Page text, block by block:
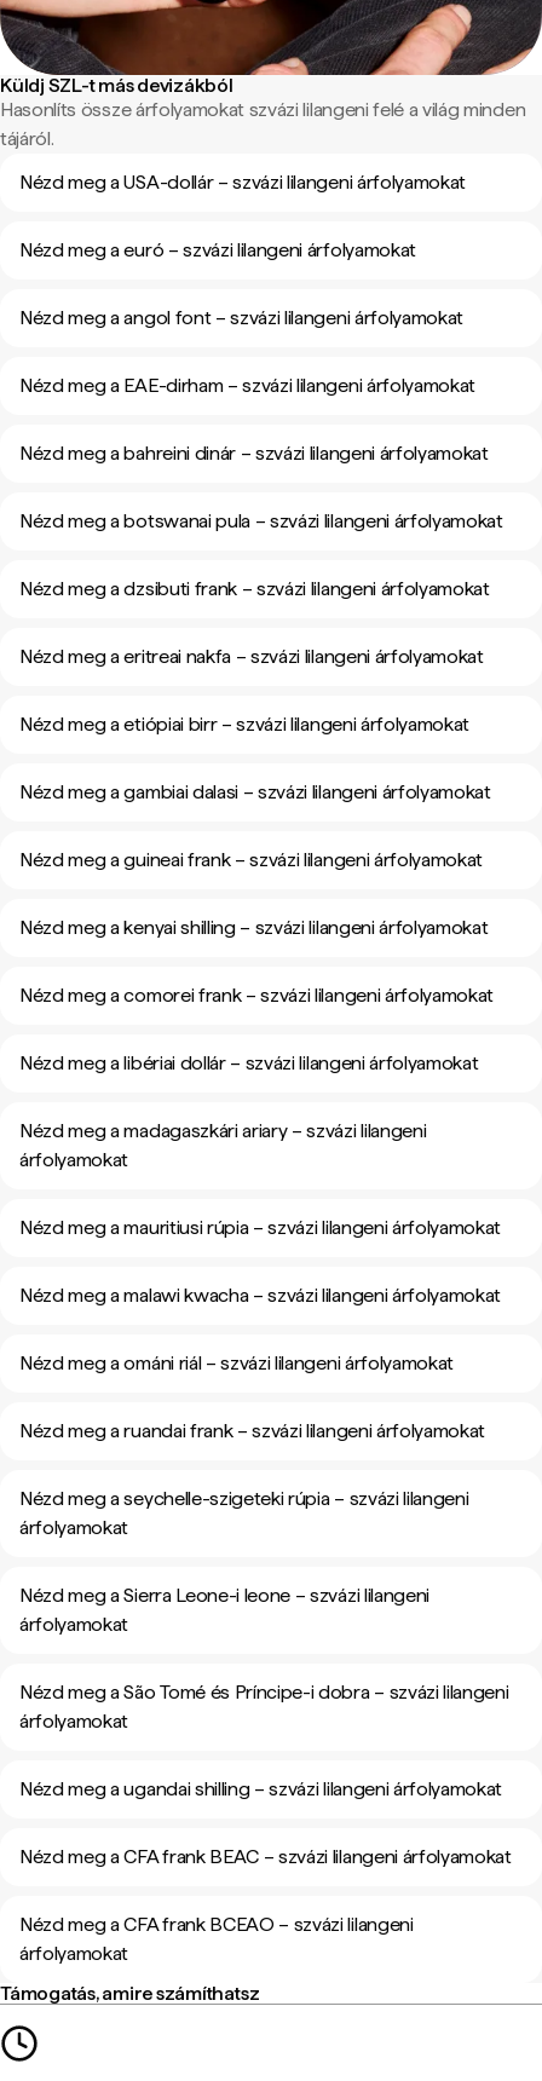
Küldj SZL-t más devizákból
Hasonlíts össze árfolyamokat szvázi lilangeni felé a világ minden
tájáról.
Nézd meg a USA-dollár – szvázi lilangeni árfolyamokat
Nézd meg a euró – szvázi lilangeni árfolyamokat
Nézd meg a angol font – szvázi lilangeni árfolyamokat
Nézd meg a EAE-dirham – szvázi lilangeni árfolyamokat
Nézd meg a bahreini dinár – szvázi lilangeni árfolyamokat
Nézd meg a botswanai pula – szvázi lilangeni árfolyamokat
Nézd meg a dzsibuti frank – szvázi lilangeni árfolyamokat
Nézd meg a eritreai nakfa – szvázi lilangeni árfolyamokat
Nézd meg a etiópiai birr – szvázi lilangeni árfolyamokat
Nézd meg a gambiai dalasi – szvázi lilangeni árfolyamokat
Nézd meg a guineai frank – szvázi lilangeni árfolyamokat
Nézd meg a kenyai shilling – szvázi lilangeni árfolyamokat
Nézd meg a comorei frank – szvázi lilangeni árfolyamokat
Nézd meg a libériai dollár – szvázi lilangeni árfolyamokat
Nézd meg a madagaszkári ariary – szvázi lilangeni
árfolyamokat
Nézd meg a mauritiusi rúpia – szvázi lilangeni árfolyamokat
Nézd meg a malawi kwacha – szvázi lilangeni árfolyamokat
Nézd meg a ománi riál – szvázi lilangeni árfolyamokat
Nézd meg a ruandai frank – szvázi lilangeni árfolyamokat
Nézd meg a seychelle-szigeteki rúpia – szvázi lilangeni
árfolyamokat
Nézd meg a Sierra Leone-i leone – szvázi lilangeni
árfolyamokat
Nézd meg a São Tomé és Príncipe-i dobra – szvázi lilangeni
árfolyamokat
Nézd meg a ugandai shilling – szvázi lilangeni árfolyamokat
Nézd meg a CFA frank BEAC – szvázi lilangeni árfolyamokat
Nézd meg a CFA frank BCEAO – szvázi lilangeni
árfolyamokat
Támogatás, amire számíthatsz